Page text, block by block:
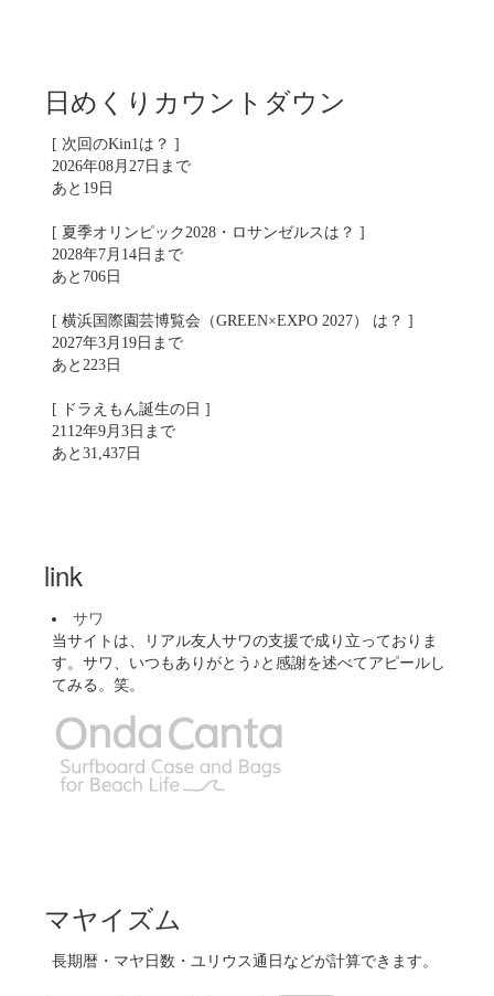
日めくりカウントダウン
[ 次回のKin1は？ ]
2026年08月27日まで
あと19日
[ 夏季オリンピック2028・ロサンゼルスは？ ]
2028年7月14日まで
あと706日
[ 横浜国際園芸博覧会（GREEN×EXPO 2027） は？ ]
2027年3月19日まで
あと223日
[ ドラえもん誕生の日 ]
2112年9月3日まで
あと31,437日
link
サワ
当サイトは、リアル友人サワの支援で成り立っておりま
す。サワ、いつもありがとう♪と感謝を述べてアピールし
てみる。笑。
マヤイズム
長期暦・マヤ日数・ユリウス通日などが計算できます。